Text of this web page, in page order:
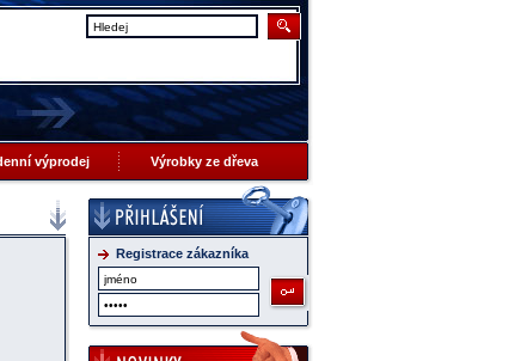
výprodej Výrobky ze dřeva
Registrace zákazníka